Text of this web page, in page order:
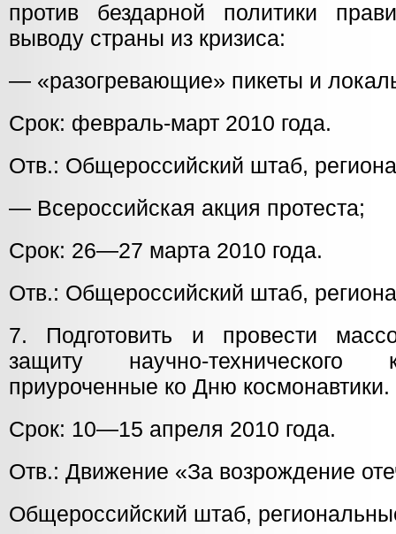
против бездарной политики
выводу страны из кризиса:
— «разогревающие» пикеты и
Срок: февраль-март 2010 года.
Отв.: Общероссийский штаб,
— Всероссийская акция протеста;
Срок: 26—27 марта 2010 года.
Отв.: Общероссийский штаб,
7. Подготовить и провести
защиту научно-технического
приуроченные ко Дню космонавтики.
Срок: 10—15 апреля 2010 года.
Отв.: Движение «За возрождение
Общероссийский штаб,